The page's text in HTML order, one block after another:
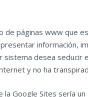
páginas www que
información,
sistema desea
y no ha
la Google Sites serí­a